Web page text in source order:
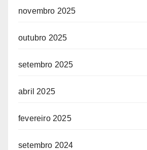
novembro 2025
outubro 2025
setembro 2025
abril 2025
fevereiro 2025
setembro 2024